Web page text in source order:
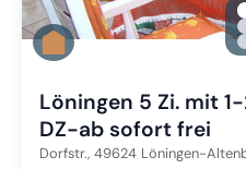
Löningen 5 Zi. mit
DZ-ab sofort frei
Dorfstr., 49624 Löningen-